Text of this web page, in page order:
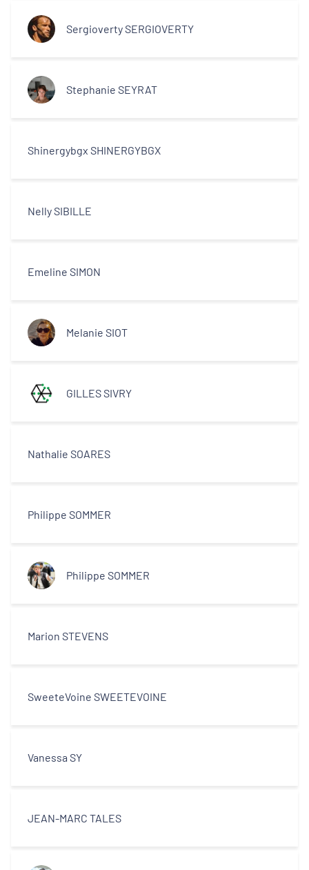
Sergioverty SERGIOVERTY
Stephanie SEYRAT
Shinergybgx SHINERGYBGX
Nelly SIBILLE
Emeline SIMON
Melanie SIOT
GILLES SIVRY
Nathalie SOARES
Philippe SOMMER
Philippe SOMMER
Marion STEVENS
SweeteVoine SWEETEVOINE
Vanessa SY
JEAN-MARC TALES